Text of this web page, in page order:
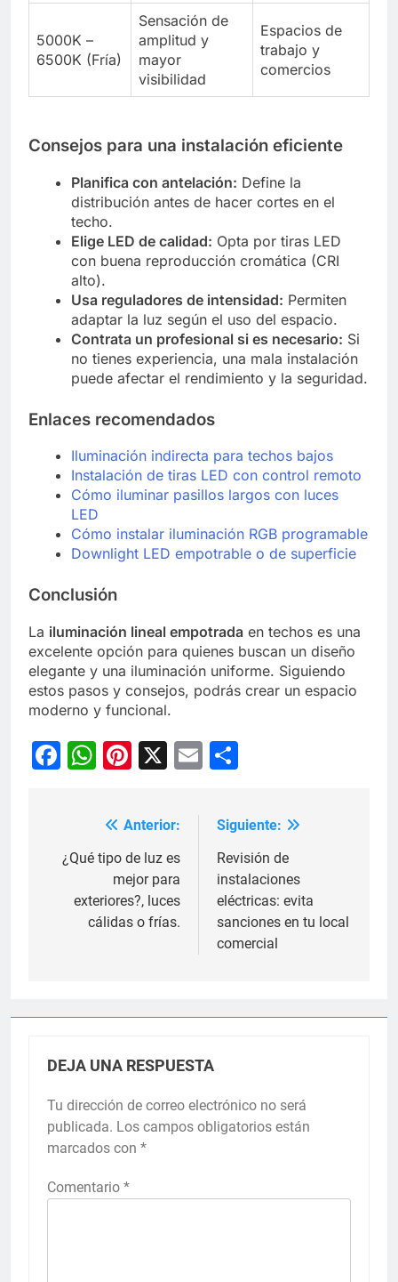
5000K –
6500K (Fría)
Sensación de
amplitud y
mayor
visibilidad
Espacios de
trabajo y
comercios
Consejos para una instalación eficiente
Planifica con antelación: Define la
distribución antes de hacer cortes en el
techo.
Elige LED de calidad: Opta por tiras LED
con buena reproducción cromática (CRI
alto).
Usa reguladores de intensidad: Permiten
adaptar la luz según el uso del espacio.
Contrata un profesional si es necesario: Si
no tienes experiencia, una mala instalación
puede afectar el rendimiento y la seguridad.
Enlaces recomendados
Iluminación indirecta para techos bajos
Instalación de tiras LED con control remoto
Cómo iluminar pasillos largos con luces
LED
Cómo instalar iluminación RGB programable
Downlight LED empotrable o de superficie
Conclusión
La iluminación lineal empotrada en techos es una
excelente opción para quienes buscan un diseño
elegante y una iluminación uniforme. Siguiendo
estos pasos y consejos, podrás crear un espacio
moderno y funcional.
Facebook
WhatsApp
Pinterest
X Email
Navegación
de
entradas
Anterior:
¿Qué tipo de luz es
mejor para
exteriores?, luces
cálidas o frías.
Siguiente:
Revisión de
instalaciones
eléctricas: evita
sanciones en tu local
comercial
DEJA UNA RESPUESTA
Tu dirección de correo electrónico no será
publicada. Los campos obligatorios están
marcados con *
Comentario *